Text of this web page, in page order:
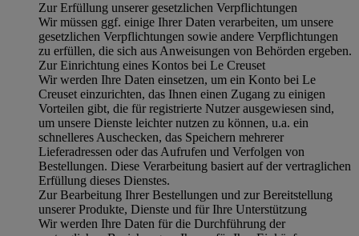
Zur Erfüllung unserer gesetzlichen Verpflichtungen
Wir müssen ggf. einige Ihrer Daten verarbeiten, um unsere
gesetzlichen Verpflichtungen sowie andere Verpflichtungen
zu erfüllen, die sich aus Anweisungen von Behörden ergeben.
Zur Einrichtung eines Kontos bei Le Creuset
Wir werden Ihre Daten einsetzen, um ein Konto bei Le
Creuset einzurichten, das Ihnen einen Zugang zu einigen
Vorteilen gibt, die für registrierte Nutzer ausgewiesen sind,
um unsere Dienste leichter nutzen zu können, u.a. ein
schnelleres Auschecken, das Speichern mehrerer
Lieferadressen oder das Aufrufen und Verfolgen von
Bestellungen. Diese Verarbeitung basiert auf der vertraglichen
Erfüllung dieses Dienstes.
Zur Bearbeitung Ihrer Bestellungen und zur Bereitstellung
unserer Produkte, Dienste und für Ihre Unterstützung
Wir werden Ihre Daten für die Durchführung der